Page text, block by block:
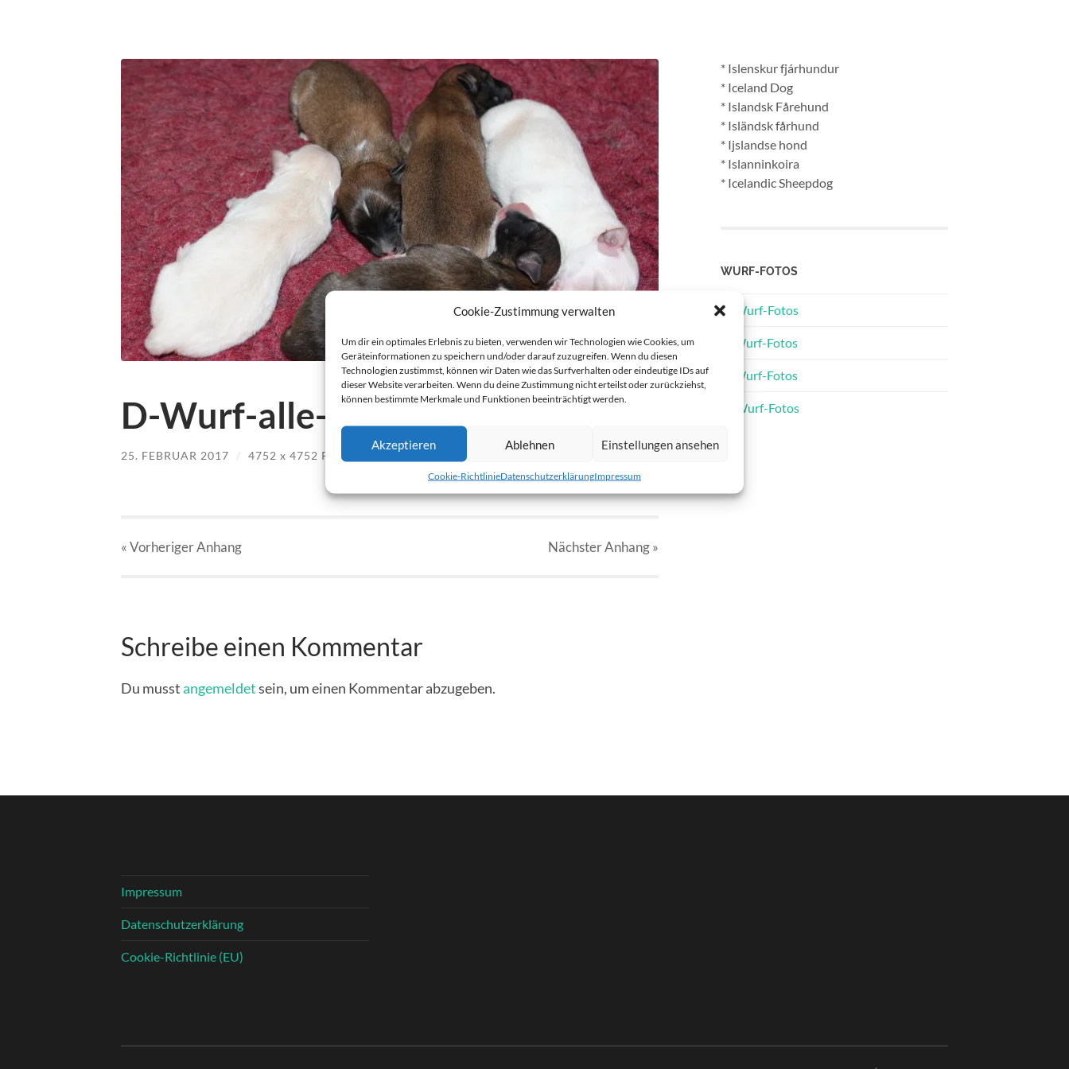
Cookie-Zustimmung verwalten
Um dir ein optimales Erlebnis zu bieten, verwenden wir Technologien wie Cookies, um
Geräteinformationen zu speichern und/oder darauf zuzugreifen. Wenn du diesen
Technologien zustimmst, können wir Daten wie das Surfverhalten oder eindeutige IDs auf
dieser Website verarbeiten. Wenn du deine Zustimmung nicht erteilst oder zurückziehst,
können bestimmte Merkmale und Funktionen beeinträchtigt werden.
Akzeptieren Ablehnen Einstellungen ansehen
Cookie-RichtlinieDatenschutzerklärungImpressum
D-Wurf-alle-3.jpg
25. FEBRUAR 2017 / 4752 x 4752 PX
« VorherigerAnhang NächsterAnhang»
Schreibe einen Kommentar
Du musstangemeldetsein, um einen Kommentar abzugeben.
* Islenskur fjárhundur
* Iceland Dog
* Islandsk Fårehund
* Isländsk fårhund
* Ijslandse hond
* Islanninkoira
* Icelandic Sheepdog
WURF-FOTOS
A-Wurf-Fotos
B-Wurf-Fotos
C-Wurf-Fotos
D-Wurf-Fotos
Impressum
Datenschutzerklärung
Cookie-Richtlinie (EU)